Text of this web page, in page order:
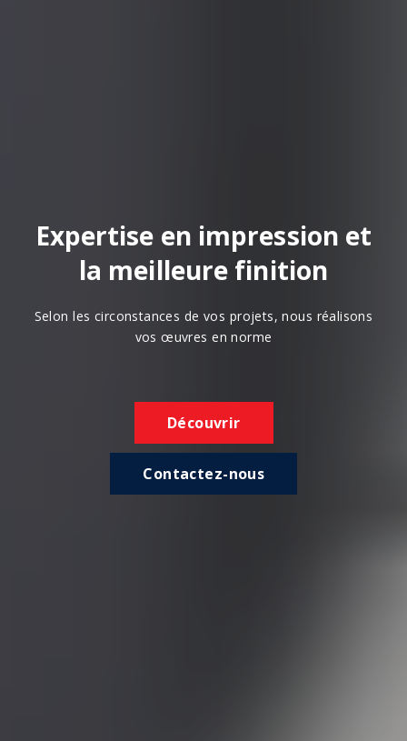
Expertise en impression et
la meilleure finition
Selon les circonstances de vos projets, nous réalisons
vos œuvres en norme
Découvrir
Contactez-nous